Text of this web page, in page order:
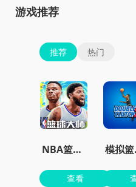
游戏推荐
推荐 热门
NBA篮球大师免费
查看
模